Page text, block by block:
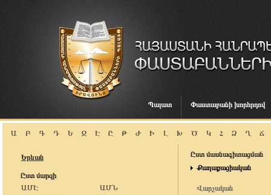
Պալատ Փաստաբանի խորհրդով
Ա Բ Գ Դ Ե Զ Է Ը Թ Ժ Ի Լ Խ Ծ Կ Հ Ձ Ղ Ճ
Երևան
Ըստ մարզի
ԱՄԷ
ԱՄՆ
Ըստ մասնագիտացման
Քաղաքացիական
Վարչական